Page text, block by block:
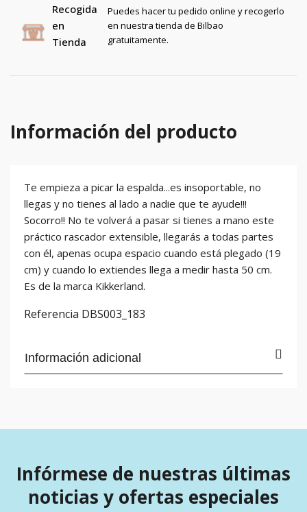
Recogida
en
Tienda
Puedes hacer tu pedido online y recogerlo
en nuestra tienda de Bilbao
gratuitamente.
Información del producto
Te empieza a picar la espalda...es insoportable, no
llegas y no tienes al lado a nadie que te ayude!!!
Socorro!! No te volverá a pasar si tienes a mano este
práctico rascador extensible, llegarás a todas partes
con él, apenas ocupa espacio cuando está plegado (19
cm) y cuando lo extiendes llega a medir hasta 50 cm.
Es de la marca Kikkerland.
Referencia DBS003_183
Información adicional
Infórmese de nuestras últimas
noticias y ofertas especiales